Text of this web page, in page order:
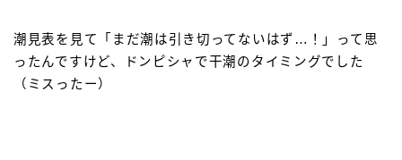
潮見表を見て「まだ潮は引き切ってないはず…！」って思
ったんですけど、ドンピシャで干潮のタイミングでした
（ミスったー）